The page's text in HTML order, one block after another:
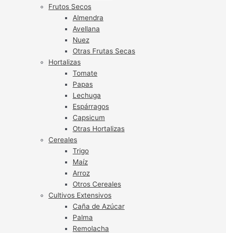
Frutos Secos
Almendra
Avellana
Nuez
Otras Frutas Secas
Hortalizas
Tomate
Papas
Lechuga
Espárragos
Capsicum
Otras Hortalizas
Cereales
Trigo
Maíz
Arroz
Otros Cereales
Cultivos Extensivos
Caña de Azúcar
Palma
Remolacha